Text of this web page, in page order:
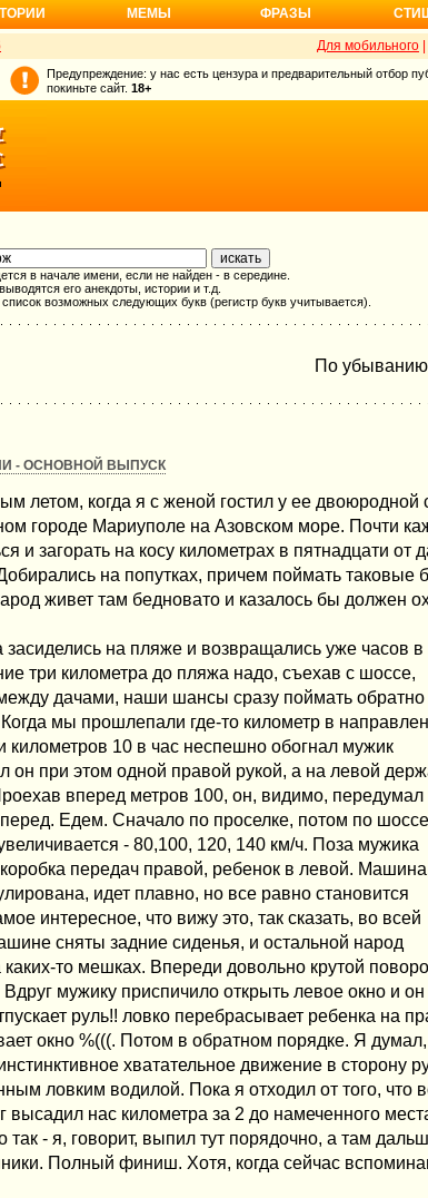
МЕМЫ ФРАЗЫ
Для мобильного
Предупреждение: у нас есть цензура и предварительный отбор
покиньте сайт. 18+
в начале имени, если не найден - в середине.
его анекдоты, истории и т.д.
возможных следующих букв (регистр букв учитывается).
По
- ОСНОВНОЙ ВЫПУСК
летом, когда я с женой гостил у ее двоюродной
городе Мариуполе на Азовском море. Почти
и загорать на косу километрах в пятнадцати от
на попутках, причем поймать таковые
живет там бедновато и казалось бы должен
на пляже и возвращались уже часов в
три километра до пляжа надо, съехав с шоссе,
между дачами, наши шансы сразу поймать
мы прошлепали где-то километр в
километров 10 в час неспешно обогнал мужик
он при этом одной правой рукой, а на левой
вперед метров 100, он, видимо, передумал
Едем. Сначало по проселке, потом по
- 80,100, 120, 140 км/ч. Поза мужика
передач правой, ребенок в левой.
идет плавно, но все равно становится
интересное, что вижу это, так сказать, во всей
сняты задние сиденья, и остальной народ
каких-то мешках. Впереди довольно крутой
Вдруг мужику приспичило открыть левое окно и он
руль!! ловко перебрасывает ребенка на
окно %(((. Потом в обратном порядке. Я думал,
хватательное движение в сторону
ловким водилой. Пока я отходил от того, что
высадил нас километра за 2 до намеченного
так - я, говорит, выпил тут порядочно, а там
Полный финиш. Хотя, когда сейчас